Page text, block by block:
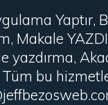
Yaptır,
Makale
yazdırma,
bu